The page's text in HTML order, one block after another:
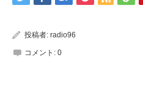
投稿者: radio96
コメント: 0